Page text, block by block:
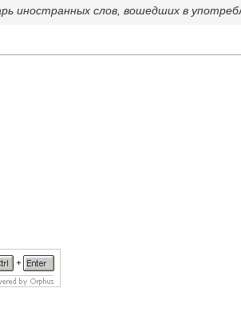
иностранных слов, вошедших в